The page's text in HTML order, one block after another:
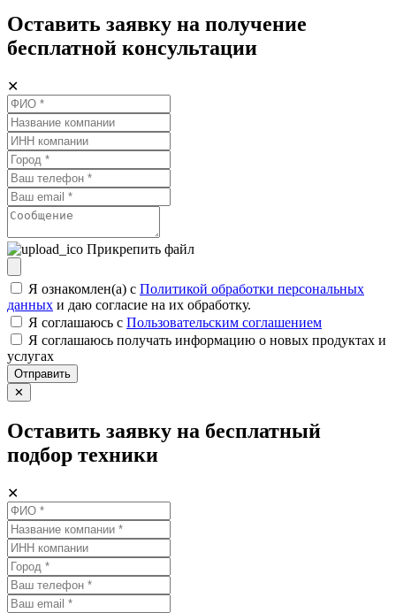
Оставить заявку на получение
бесплатной консультации
✕
Прикрепить файл
Я ознакомлен(а) с Политикой обработки персональных
данных и даю согласие на их обработку.
Я соглашаюсь c Пользовательским соглашением
Я соглашаюсь получать информацию о новых продуктах и
услугах
Отправить
✕
Оставить заявку на бесплатный
подбор техники
✕